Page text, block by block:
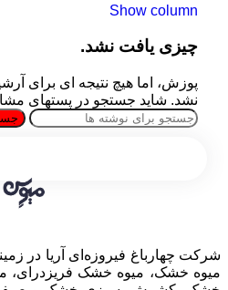
Show column
چیزی یافت نشد.
پوزش، اما هیچ نتیجه ای برای
نشد. شاید جستجو در پستهای
شرکت چهارباغ فیروزه‌ای آریا در
میوه خشک، میوه خشک فریزدرای،